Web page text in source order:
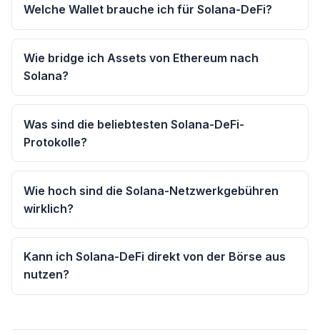
Welche Wallet brauche ich für Solana-DeFi?
Wie bridge ich Assets von Ethereum nach
Solana?
Was sind die beliebtesten Solana-DeFi-
Protokolle?
Wie hoch sind die Solana-Netzwerkgebühren
wirklich?
Kann ich Solana-DeFi direkt von der Börse aus
nutzen?